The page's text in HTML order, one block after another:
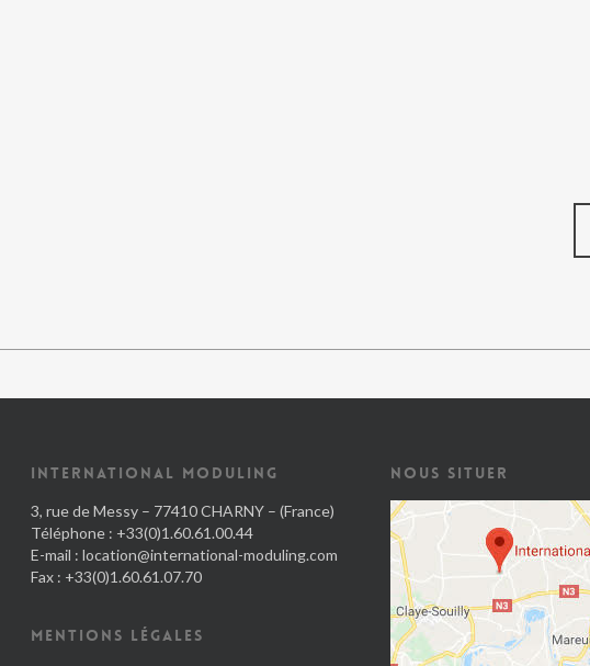
INTERNATIONAL MODULING
3, rue de Messy – 77410 CHARNY – (France)
Téléphone : +33(0)1.60.61.00.44
E-mail : location@international-moduling.com
Fax : +33(0)1.60.61.07.70
MENTIONS LÉGALES
NOUS SITUER